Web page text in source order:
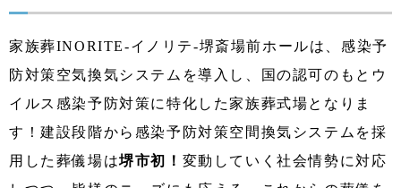
家族葬INORITE-イノリテ-堺斎場前ホールは、感染予
防対策空気換気システムを導入し、国の認可のもとウ
イルス感染予防対策に特化した家族葬式場となりま
す！建設段階から感染予防対策空間換気システムを採
用した葬儀場は堺市初！ 変動していく社会情勢に対応